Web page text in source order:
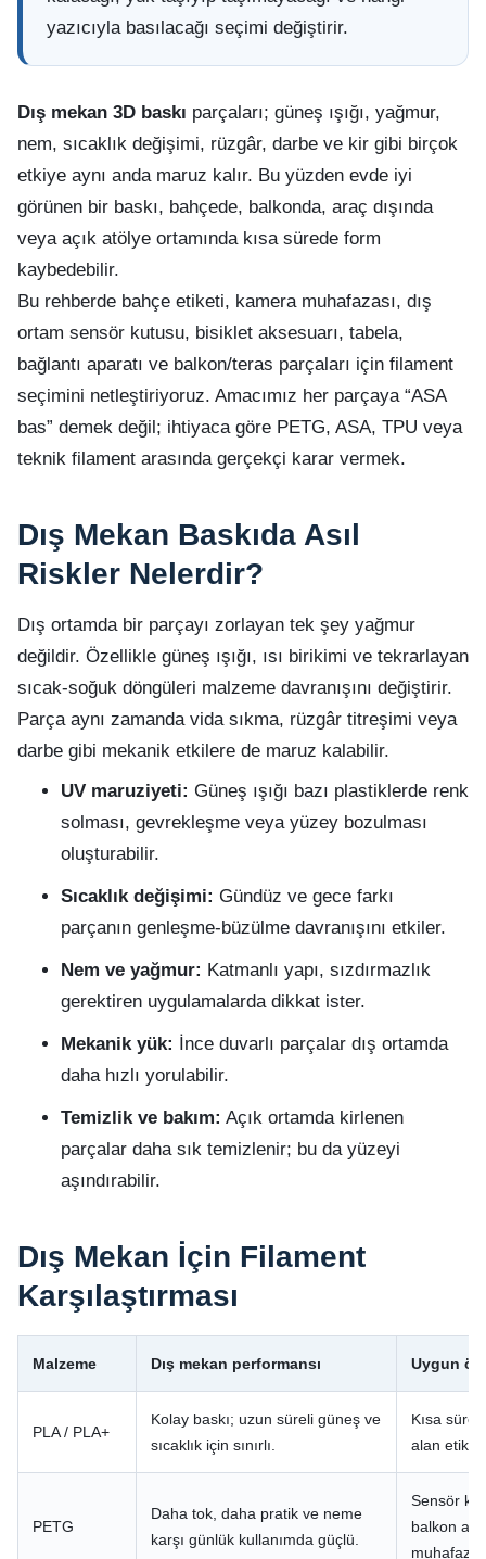
yazıcıyla basılacağı seçimi değiştirir.
Dış mekan 3D baskı parçaları; güneş ışığı, yağmur,
nem, sıcaklık değişimi, rüzgâr, darbe ve kir gibi birçok
etkiye aynı anda maruz kalır. Bu yüzden evde iyi
görünen bir baskı, bahçede, balkonda, araç dışında
veya açık atölye ortamında kısa sürede form
kaybedebilir.
Bu rehberde bahçe etiketi, kamera muhafazası, dış
ortam sensör kutusu, bisiklet aksesuarı, tabela,
bağlantı aparatı ve balkon/teras parçaları için filament
seçimini netleştiriyoruz. Amacımız her parçaya “ASA
bas” demek değil; ihtiyaca göre PETG, ASA, TPU veya
teknik filament arasında gerçekçi karar vermek.
Dış Mekan Baskıda Asıl
Riskler Nelerdir?
Dış ortamda bir parçayı zorlayan tek şey yağmur
değildir. Özellikle güneş ışığı, ısı birikimi ve tekrarlayan
sıcak-soğuk döngüleri malzeme davranışını değiştirir.
Parça aynı zamanda vida sıkma, rüzgâr titreşimi veya
darbe gibi mekanik etkilere de maruz kalabilir.
UV maruziyeti: Güneş ışığı bazı plastiklerde renk
solması, gevrekleşme veya yüzey bozulması
oluşturabilir.
Sıcaklık değişimi: Gündüz ve gece farkı
parçanın genleşme-büzülme davranışını etkiler.
Nem ve yağmur: Katmanlı yapı, sızdırmazlık
gerektiren uygulamalarda dikkat ister.
Mekanik yük: İnce duvarlı parçalar dış ortamda
daha hızlı yorulabilir.
Temizlik ve bakım: Açık ortamda kirlenen
parçalar daha sık temizlenir; bu da yüzeyi
aşındırabilir.
Dış Mekan İçin Filament
Karşılaştırması
Malzeme Dış mekan performansı Uygun
PLA / PLA+
Kolay baskı; uzun süreli güneş ve
sıcaklık için sınırlı.
Kısa
alan
PETG
Daha tok, daha pratik ve neme
karşı günlük kullanımda güçlü.
Sensör
balkon
muhafaza.